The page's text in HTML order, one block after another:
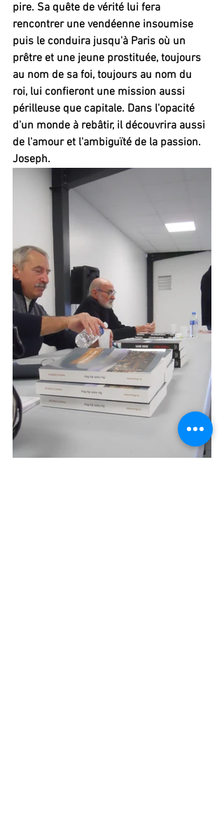
pire. Sa quête de vérité lui fera
rencontrer une vendéenne insoumise
puis le conduira jusqu'à Paris où un
prêtre et une jeune prostituée, toujours
au nom de sa foi, toujours au nom du
roi, lui confieront une mission aussi
périlleuse que capitale. Dans l'opacité
d'un monde à rebâtir, il découvrira aussi
de l'amour et l'ambiguïté de la passion.
Joseph.